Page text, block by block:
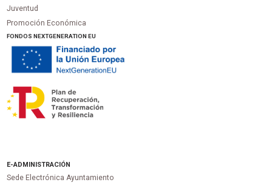
Juventud
Promoción Económica
FONDOS NEXTGENERATION EU
E-ADMINISTRACIÓN
Sede Electrónica Ayuntamiento